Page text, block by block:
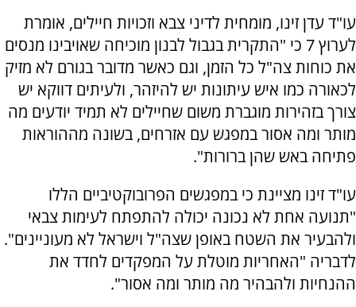
עו"ד עדן זינו, מומחית לדיני צבא וזכויות חיילים, אומרת
לערוץ 7 כי "התקרית בגבול לבנון מוכיחה שאויבינו מנסים
את כוחות צה"ל כל הזמן, וגם כאשר מדובר בגורם לא מזיק
לכאורה כמו איש עיתונות יש להיזהר, ולעיתים דווקא יש
צורך בזהירות מוגברת משום שחיילים לא תמיד יודעים מה
מותר ומה אסור במפגש עם אזרחים, בשונה מההוראות
פתיחה באש שהן ברורות".
עו"ד זינו מציינת כי במפגשים הפרובוקטיביים הללו
"תנועה אחת לא נכונה יכולה להתפתח לעימות צבאי
ולהבעיר את השטח באופן שצה"ל וישראל לא מעוניינים".
לדבריה "האחריות מוטלת על המפקדים לחדד את
ההנחיות ולהבהיר מה מותר ומה אסור".